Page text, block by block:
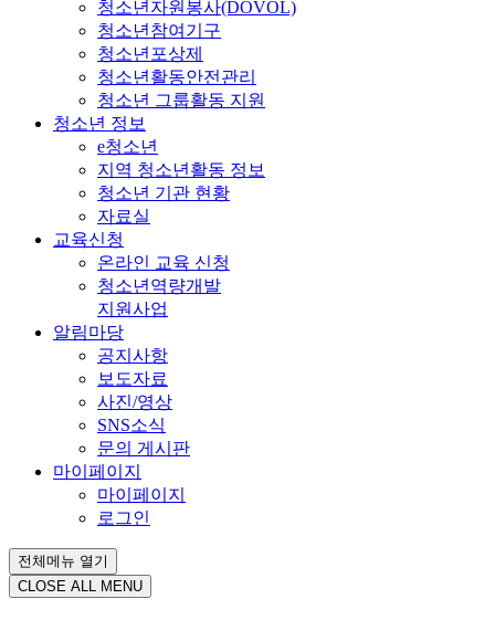
청소년자원봉사(DOVOL)
청소년참여기구
청소년포상제
청소년활동안전관리
청소년 그룹활동 지원
청소년 정보
e청소년
지역 청소년활동 정보
청소년 기관 현황
자료실
교육신청
온라인 교육 신청
청소년역량개발
지원사업
알림마당
공지사항
보도자료
사진/영상
SNS소식
문의 게시판
마이페이지
마이페이지
로그인
전체메뉴 열기
CLOSE ALL MENU